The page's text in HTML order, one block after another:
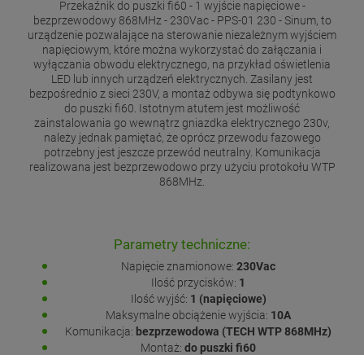
Przekaźnik do puszki fi60 - 1 wyjście napięciowe -
bezprzewodowy 868MHz - 230Vac - PPS-01 230 - Sinum, to
urządzenie pozwalające na sterowanie niezależnym wyjściem
napięciowym, które można wykorzystać do załączania i
wyłączania obwodu elektrycznego, na przykład oświetlenia
LED lub innych urządzeń elektrycznych. Zasilany jest
bezpośrednio z sieci 230V, a montaż odbywa się podtynkowo
do puszki fi60. Istotnym atutem jest możliwość
zainstalowania go wewnątrz gniazdka elektrycznego 230v,
należy jednak pamiętać, że oprócz przewodu fazowego
potrzebny jest jeszcze przewód neutralny. Komunikacja
realizowana jest bezprzewodowo przy użyciu protokołu WTP
868MHz.
Parametry techniczne:
Napięcie znamionowe: 230Vac
Ilość przycisków: 1
Ilość wyjść: 1 (napięciowe)
Maksymalne obciążenie wyjścia: 10A
Komunikacja: bezprzewodowa (TECH WTP 868MHz)
Montaż: do puszki fi60